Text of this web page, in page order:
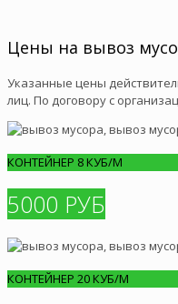
Цены на вывоз
Указанные цены
лиц. По договору с
КОНТЕЙНЕР 8 КУБ/М
5000 РУБ
КОНТЕЙНЕР 20 КУБ/М